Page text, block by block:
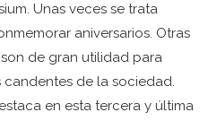
Unas veces se trata
aniversarios. Otras
de gran utilidad para
de la sociedad.
en esta tercera y última